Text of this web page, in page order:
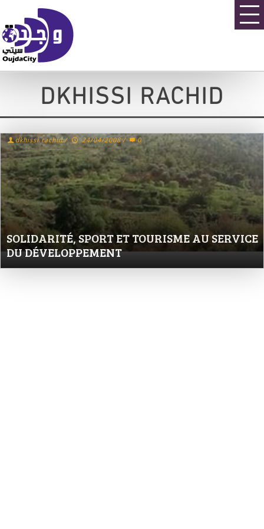
DKHISSI RACHID
SOLIDARITÉ, SPORT ET TOURISME AU SERVICE
DU DÉVELOPPEMENT
dkhissi rachid / 24/04/2008 / 0